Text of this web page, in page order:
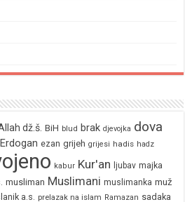
dž.š. BiH blud brak djevojka dova
Erdogan ezan grijeh grijesi hadis hadz
kabur Kur'an ljubav majka
musliman Muslimani muslimanka muž
a.s. prelazak na islam Ramazan sadaka